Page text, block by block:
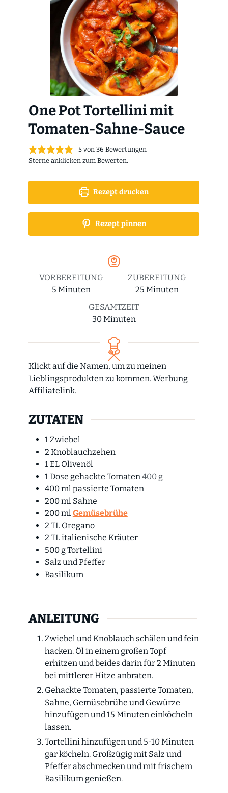
One Pot Tortellini mit
Tomaten-Sahne-Sauce
5von 36 Bewertungen
Sterne anklicken zum Bewerten.
Rezept drucken
Rezept pinnen
VORBEREITUNG
5Minuten
Minuten
ZUBEREITUNG
25Minuten
Minuten
GESAMTZEIT
30Minuten
Minuten
Klickt auf die Namen, um zu meinen
Lieblingsprodukten zu kommen. Werbung
Affiliatelink.
ZUTATEN
1Zwiebel
2 Knoblauchzehen
1EL Olivenöl
1Dose gehackte Tomaten400 g
400mlpassierte Tomaten
200ml Sahne
200mlGemüsebrühe
2 TL Oregano
2 TLitalienische Kräuter
500gTortellini
Salz und Pfeffer
Basilikum
ANLEITUNG
Zwiebel und Knoblauch schälen und fein
hacken. Öl in einem großen Topf
erhitzen und beides darin für 2 Minuten
bei mittlerer Hitze anbraten.
Gehackte Tomaten, passierte Tomaten,
Sahne, Gemüsebrühe und Gewürze
hinzufügen und 15 Minuten einköcheln
lassen.
Tortellini hinzufügen und 5-10 Minuten
gar köcheln. Großzügig mit Salz und
Pfeffer abschmecken und mit frischem
Basilikum genießen.